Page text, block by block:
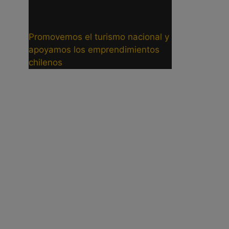
Promovemos el turismo nacional y
apoyamos los emprendimientos
chilenos